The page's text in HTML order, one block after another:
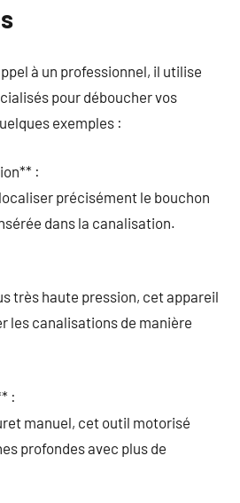
à un professionnel, il utilise
pour déboucher vos
exemples :
:
précisément le bouchon
dans la canalisation.
très haute pression, cet appareil
les canalisations de manière
:
manuel, cet outil motorisé
profondes avec plus de